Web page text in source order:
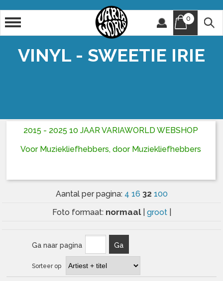
0
VINYL - SWEETIE IRIE
2015 - 2025 10 JAAR VARIAWORLD WEBSHOP
Voor Muziekliefhebbers, door Muziekliefhebbers
Aantal per pagina: 4 16 32 100
Foto formaat: normaal groot
Ga naar pagina Ga
Sorteer op